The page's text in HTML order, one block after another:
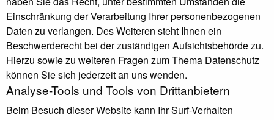
Einschränkung der Verarbeitung Ihrer personenbezogenen
Daten zu verlangen. Des Weiteren steht Ihnen ein
Beschwerderecht bei der zuständigen Aufsichtsbehörde zu.
Hierzu sowie zu weiteren Fragen zum Thema Datenschutz
können Sie sich jederzeit an uns wenden.
Analyse-Tools und Tools von Dritt­anbietern
Beim Besuch dieser Website kann Ihr Surf-Verhalten